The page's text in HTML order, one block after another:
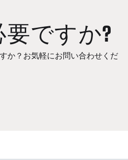
ですか?
か？お気軽にお問い合わせくだ